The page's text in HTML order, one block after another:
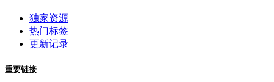
独家资源
热门标签
更新记录
重要链接